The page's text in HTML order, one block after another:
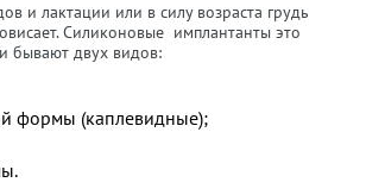
и лактации или в силу возраста грудь
Силиконовые имплантанты это
бывают двух видов:
формы (каплевидные);